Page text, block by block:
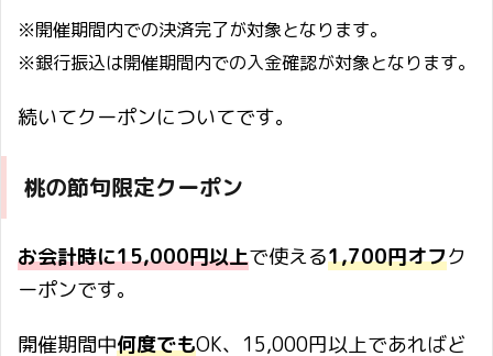
※開催期間内での決済完了が対象となります。
※銀行振込は開催期間内での入金確認が対象となります。
続いてクーポンについてです。
桃の節句限定クーポン
お会計時に15,000円以上で使える1,700円オフク
ーポンです。
開催期間中何度でもOK、15,000円以上であればど